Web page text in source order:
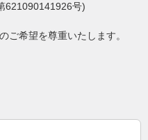
621090141926号)
ご希望を尊重いたします。